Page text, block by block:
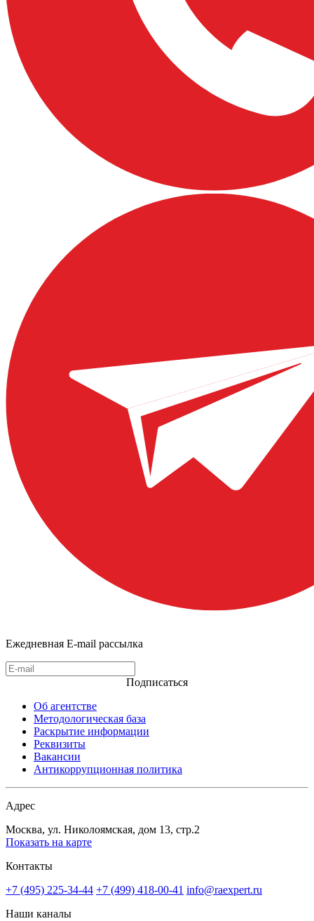
Ежедневная E-mail рассылка
Подписаться
Об агентстве
Методологическая база
Раскрытие информации
Реквизиты
Вакансии
Антикоррупционная политика
Адрес
Москва, ул. Николоямская, дом 13, стр.2
Показать на карте
Контакты
+7 (495) 225-34-44 +7 (499) 418-00-41 info@raexpert.ru
Наши каналы